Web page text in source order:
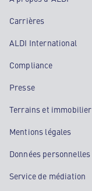
Carrières
ALDI International
Compliance
Presse
Terrains et immobilier
Mentions légales
Données personnelles
Service de médiation